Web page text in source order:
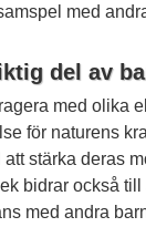
med
del av
med olika
för naturens
stärka deras
bidrar också
med andra